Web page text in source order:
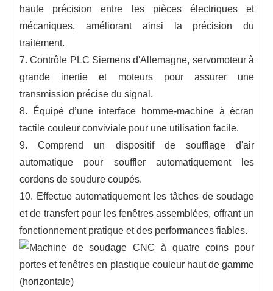
haute précision entre les pièces électriques et
mécaniques, améliorant ainsi la précision du
traitement.
7. Contrôle PLC Siemens d'Allemagne, servomoteur à
grande inertie et moteurs pour assurer une
transmission précise du signal.
8. Équipé d’une interface homme-machine à écran
tactile couleur conviviale pour une utilisation facile.
9. Comprend un dispositif de soufflage d'air
automatique pour souffler automatiquement les
cordons de soudure coupés.
10. Effectue automatiquement les tâches de soudage
et de transfert pour les fenêtres assemblées, offrant un
fonctionnement pratique et des performances fiables.